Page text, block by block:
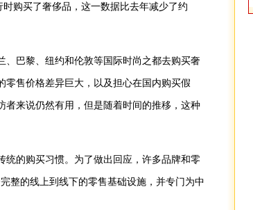
购买了奢侈品，这一数据比去年减少了约
巴黎、纽约和伦敦等国际时尚之都去购买奢
售价格差异巨大，以及担心在国内购买假
者来说仍然有用，但是随着时间的推移，这种
的购买习惯。为了做出回应，许多品牌和零
整的线上到线下的零售基础设施，并专门为中